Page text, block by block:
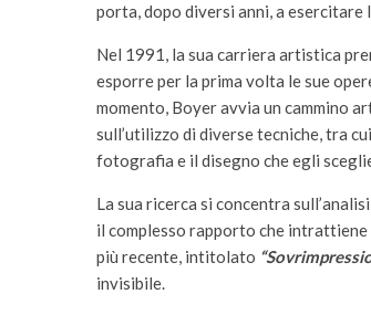
porta, dopo diversi anni, a
Nel 1991, la sua carriera artistica
esporre per la prima volta le sue
momento, Boyer avvia un cammino
sull’utilizzo di diverse tecniche, tra
fotografia e il disegno che egli
La sua ricerca si concentra
il complesso rapporto che
più recente, intitolato
invisibile.